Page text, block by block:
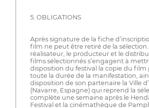
5. OBLIGATIONS
Après signature de la fiche
film ne peut être retiré de la sélection.
réalisateur, le producteur et le
films sélectionnés s’engagent à
disposition du festival la copie du
toute la durée de la manifestation,
disposition de son partenaire la Ville
(Navarre, Espagne) qui reprend la
complète une semaine après le
Festival et la cinémathèque de